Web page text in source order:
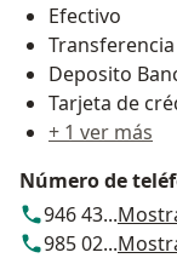
Efectivo
Deposito
Tarjeta de
+ 1 ver más
Número de
946 43...
985 02...